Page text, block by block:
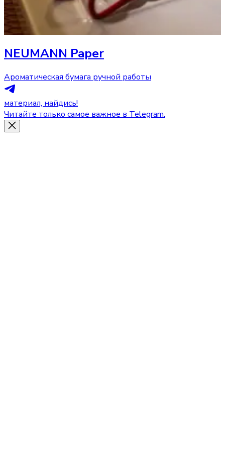
NEUMANN Paper
Ароматическая бумага ручной работы
материал, найдись!
Читайте только самое важное в Telegram.